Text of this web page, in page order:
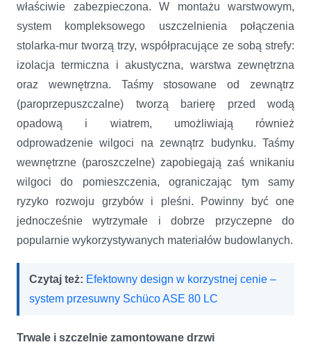
właściwie zabezpieczona. W montażu warstwowym,
system kompleksowego uszczelnienia połączenia
stolarka-mur tworzą trzy, współpracujące ze sobą strefy:
izolacja termiczna i akustyczna, warstwa zewnętrzna
oraz wewnętrzna. Taśmy stosowane od zewnątrz
(paroprzepuszczalne) tworzą barierę przed wodą
opadową i wiatrem, umożliwiają również
odprowadzenie wilgoci na zewnątrz budynku. Taśmy
wewnętrzne (paroszczelne) zapobiegają zaś wnikaniu
wilgoci do pomieszczenia, ograniczając tym samy
ryzyko rozwoju grzybów i pleśni. Powinny być one
jednocześnie wytrzymałe i dobrze przyczepne do
popularnie wykorzystywanych materiałów budowlanych.
Czytaj też: Efektowny design w korzystnej cenie –
system przesuwny Schüco ASE 80 LC
Trwale i szczelnie zamontowane drzwi